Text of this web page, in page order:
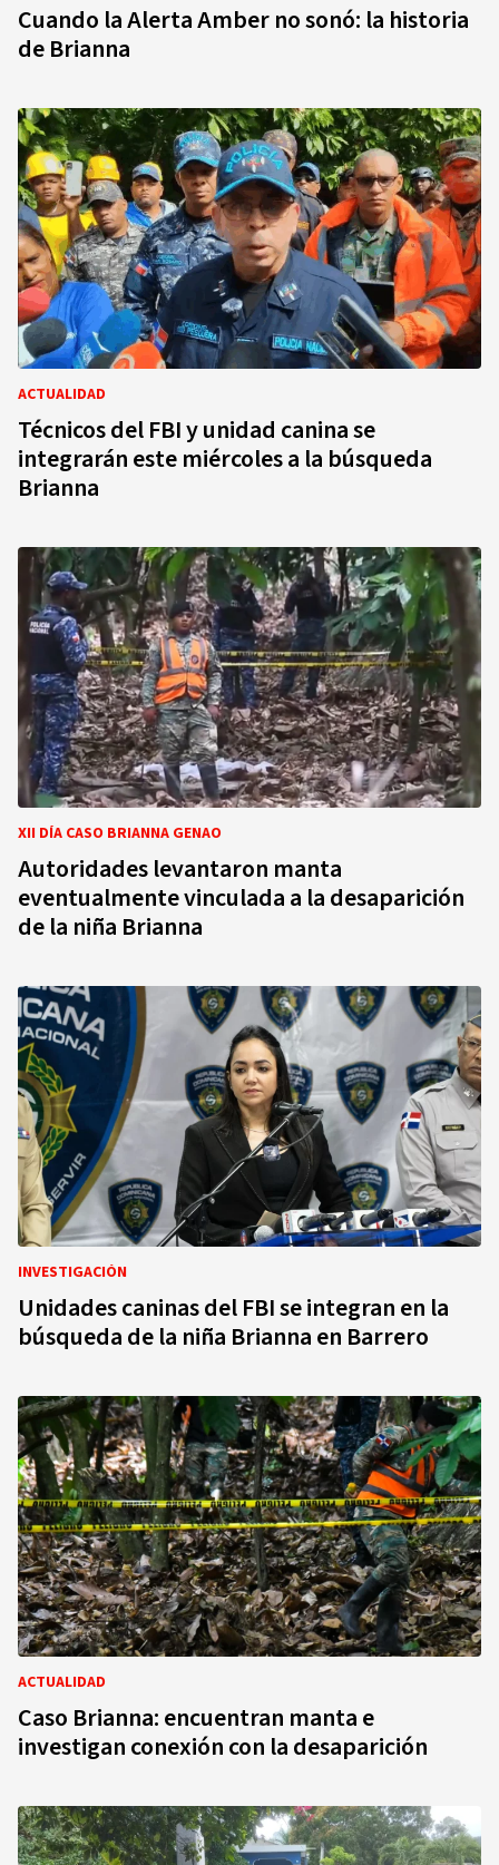
Cuando la Alerta Amber no sonó: la historia
de Brianna
ACTUALIDAD
Técnicos del FBI y unidad canina se
integrarán este miércoles a la búsqueda
Brianna
XII DÍA CASO BRIANNA GENAO
Autoridades levantaron manta
eventualmente vinculada a la desaparición
de la niña Brianna
INVESTIGACIÓN
Unidades caninas del FBI se integran en la
búsqueda de la niña Brianna en Barrero
ACTUALIDAD
Caso Brianna: encuentran manta e
investigan conexión con la desaparición